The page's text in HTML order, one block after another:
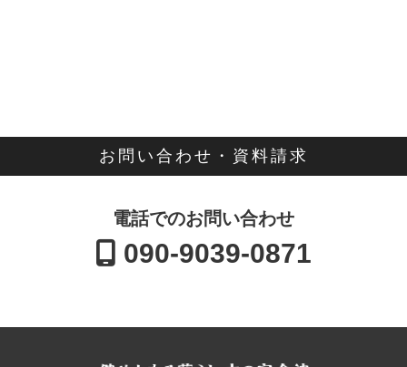
お問い合わせ・資料請求
電話でのお問い合わせ
090-9039-0871